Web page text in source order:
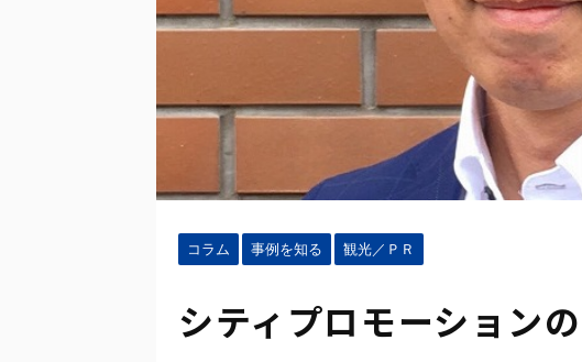
コラム
事例を知る 観光／ＰＲ
シティプロモーション